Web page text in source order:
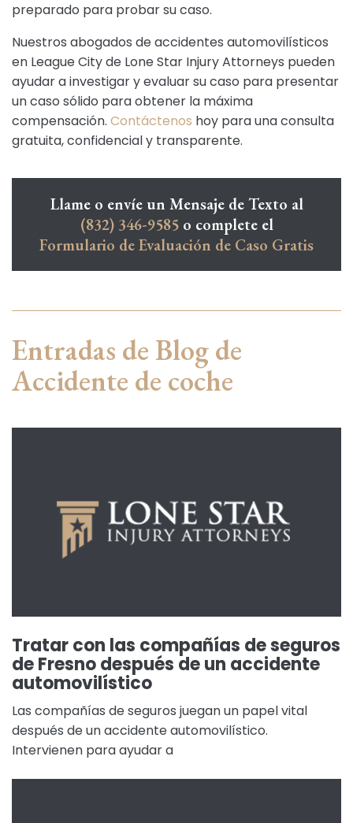
preparado para probar su caso.
Nuestros abogados de accidentes automovilísticos
en League City de Lone Star Injury Attorneys pueden
ayudar a investigar y evaluar su caso para presentar
un caso sólido para obtener la máxima
compensación. Contáctenos hoy para una consulta
gratuita, confidencial y transparente.
Llame o envíe un Mensaje de Texto al
(832) 346-9585o complete el
Formulario de Evaluación de Caso Gratis
Entradas de Blog de
Accidente de coche
Tratar con las compañías de seguros
de Fresno después de un accidente
automovilístico
Las compañías de seguros juegan un papel vital
después de un accidente automovilístico.
Intervienen para ayudar a